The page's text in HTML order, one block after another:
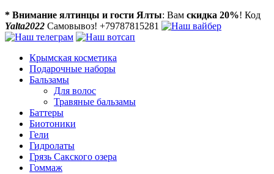
* Внимание ялтинцы и гости Ялты: Вам скидка 20%! Код
Yalta2022 Самовывоз! +79787815281
Крымская косметика
Подарочные наборы
Бальзамы
Для волос
Травяные бальзамы
Баттеры
Биотоники
Гели
Гидролаты
Грязь Сакского озера
Гоммаж